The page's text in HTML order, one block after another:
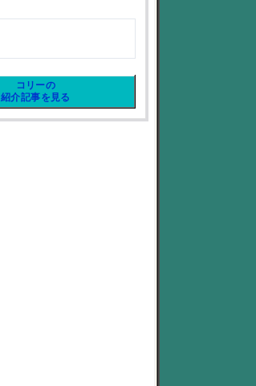
コリーの
紹介記事を見る